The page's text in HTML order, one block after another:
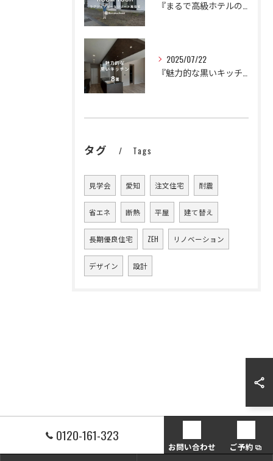
2025/07/22
タグ Tags
見学会 愛知 注文住宅 耐震
省エネ 断熱 平屋 建て替え
長期優良住宅 ZEH リノベーション
デザイン 設計
0120-161-323
お問い合わせ
ご予約